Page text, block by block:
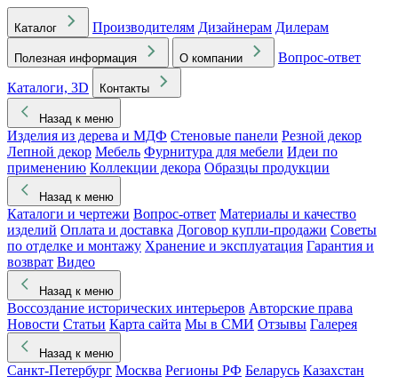
Каталог Производителям Дизайнерам Дилерам
Полезная информация О компании
Вопрос-ответ
Каталоги, 3D
Контакты
Назад к меню
Изделия из дерева и МДФ Стеновые панели Резной декор
Лепной декор Мебель Фурнитура для мебели Идеи по
применению Коллекции декора Образцы продукции
Назад к меню
Каталоги и чертежи Вопрос-ответ Материалы и качество
изделий Оплата и доставка Договор купли-продажи Советы
по отделке и монтажу Хранение и эксплуатация Гарантия и
возврат Видео
Назад к меню
Воссоздание исторических интерьеров Авторские права
Новости Статьи Карта сайта Мы в СМИ Отзывы Галерея
Назад к меню
Санкт-Петербург Москва Регионы РФ Беларусь Казахстан